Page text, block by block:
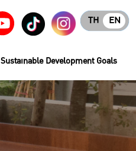
EN
TH
Sustainable Development Goals